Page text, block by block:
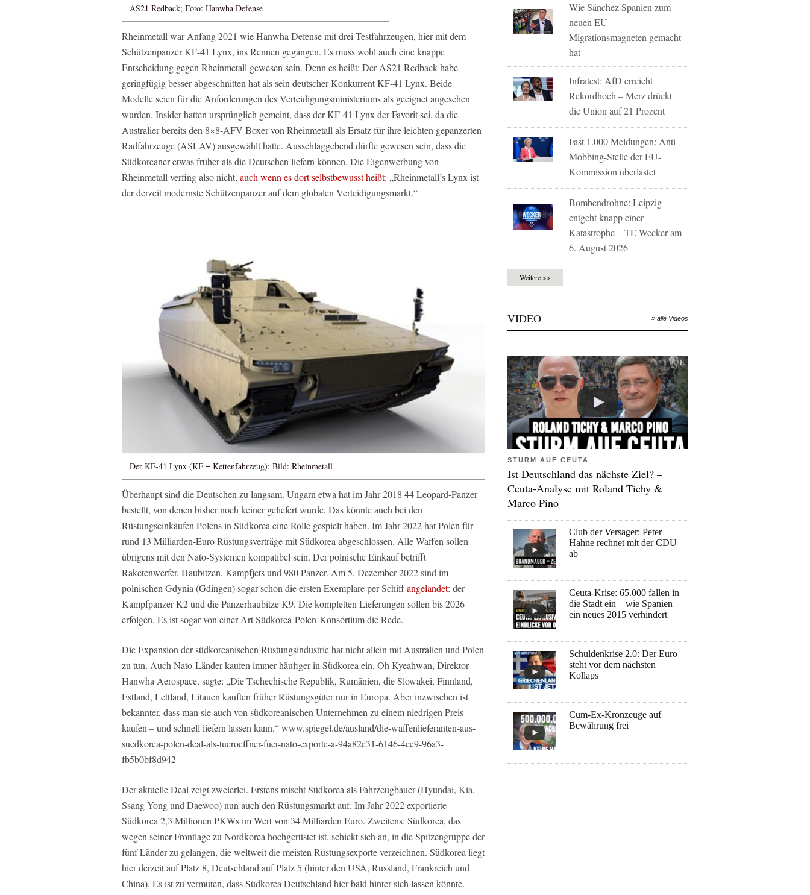
AS21 Redback; Foto: Hanwha Defense
Rheinmetall war Anfang 2021 wie Hanwha Defense mit drei Testfahrzeugen, hier mit dem
Schützenpanzer KF-41 Lynx, ins Rennen gegangen. Es muss wohl auch eine knappe
Entscheidung gegen Rheinmetall gewesen sein. Denn es heißt: Der AS21 Redback habe
geringfügig besser abgeschnitten hat als sein deutscher Konkurrent KF-41 Lynx. Beide
Modelle seien für die Anforderungen des Verteidigungsministeriums als geeignet angesehen
wurden. Insider hatten ursprünglich gemeint, dass der KF-41 Lynx der Favorit sei, da die
Australier bereits den 8×8-AFV Boxer von Rheinmetall als Ersatz für ihre leichten gepanzerten
Radfahrzeuge (ASLAV) ausgewählt hatte. Ausschlaggebend dürfte gewesen sein, dass die
Südkoreaner etwas früher als die Deutschen liefern können. Die Eigenwerbung von
Rheinmetall verfing also nicht, auch wenn es dort selbstbewusst heißt: „Rheinmetall’s Lynx ist
der derzeit modernste Schützenpanzer auf dem globalen Verteidigungsmarkt.“
Der KF-41 Lynx (KF = Kettenfahrzeug): Bild: Rheinmetall
Überhaupt sind die Deutschen zu langsam. Ungarn etwa hat im Jahr 2018 44 Leopard-Panzer
bestellt, von denen bisher noch keiner geliefert wurde. Das könnte auch bei den
Rüstungseinkäufen Polens in Südkorea eine Rolle gespielt haben. Im Jahr 2022 hat Polen für
rund 13 Milliarden-Euro Rüstungsverträge mit Südkorea abgeschlossen. Alle Waffen sollen
übrigens mit den Nato-Systemen kompatibel sein. Der polnische Einkauf betrifft
Raketenwerfer, Haubitzen, Kampfjets und 980 Panzer. Am 5. Dezember 2022 sind im
polnischen Gdynia (Gdingen) sogar schon die ersten Exemplare per Schiffangelandet: der
Kampfpanzer K2 und die Panzerhaubitze K9. Die kompletten Lieferungen sollen bis 2026
erfolgen. Es ist sogar von einer Art Südkorea-Polen-Konsortium die Rede.
Die Expansion der südkoreanischen Rüstungsindustrie hat nicht allein mit Australien und Polen
zu tun. Auch Nato-Länder kaufen immer häufiger in Südkorea ein. Oh Kyeahwan, Direktor
Hanwha Aerospace, sagte: „Die Tschechische Republik, Rumänien, die Slowakei, Finnland,
Estland, Lettland, Litauen kauften früher Rüstungsgüter nur in Europa. Aber inzwischen ist
bekannter, dass man sie auch von südkoreanischen Unternehmen zu einem niedrigen Preis
kaufen – und schnell liefern lassen kann.“ www.spiegel.de/ausland/die-waffenlieferanten-aus-
suedkorea-polen-deal-als-tueroeffner-fuer-nato-exporte-a-94a82e31-6146-4ee9-96a3-
fb5b0bf8d942
Der aktuelle Deal zeigt zweierlei. Erstens mischt Südkorea als Fahrzeugbauer (Hyundai, Kia,
Ssang Yong und Daewoo) nun auch den Rüstungsmarkt auf. Im Jahr 2022 exportierte
Südkorea 2,3 Millionen PKWs im Wert von 34 Milliarden Euro. Zweitens: Südkorea, das
wegen seiner Frontlage zu Nordkorea hochgerüstet ist, schickt sich an, in die Spitzengruppe der
fünf Länder zu gelangen, die weltweit die meisten Rüstungsexporte verzeichnen. Südkorea liegt
hier derzeit auf Platz 8, Deutschland auf Platz 5 (hinter den USA, Russland, Frankreich und
China). Es ist zu vermuten, dass Südkorea Deutschland hier bald hinter sich lassen könnte.
Wie Sánchez Spanien zum
neuen EU-
Migrationsmagneten gemacht
hat
Infratest: AfD erreicht
Rekordhoch – Merz drückt
die Union auf 21 Prozent
Fast 1.000 Meldungen: Anti-
Mobbing-Stelle der EU-
Kommission überlastet
Bombendrohne: Leipzig
entgeht knapp einer
Katastrophe – TE-Wecker am
6. August 2026
Weitere >>
VIDEO » alle Videos
STURM AUF CEUTA
Ist Deutschland das nächste Ziel? –
Ceuta-Analyse mit Roland Tichy &
Marco Pino
Club der Versager: Peter
Hahne rechnet mit der CDU
ab
Ceuta-Krise: 65.000 fallen in
die Stadt ein – wie Spanien
ein neues 2015 verhindert
Schuldenkrise 2.0: Der Euro
steht vor dem nächsten
Kollaps
Cum-Ex-Kronzeuge auf
Bewährung frei